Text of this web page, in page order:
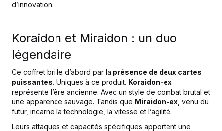
d’innovation.
Koraidon et Miraidon : un duo
légendaire
Ce coffret brille d’abord par la présence de deux cartes
puissantes. Uniques à ce produit. Koraidon-ex
représente l’ère ancienne. Avec un style de combat brutal et
une apparence sauvage. Tandis que Miraidon-ex , venu du
futur, incarne la technologie, la vitesse et l’agilité.
Leurs attaques et capacités spécifiques apportent une